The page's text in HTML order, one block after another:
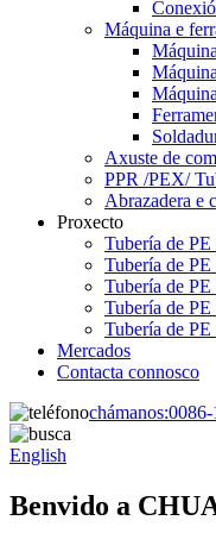
Máquina e
Axuste de
PPR /PEX/
Abrazadera e
Proxecto
Tubería de
Tubería de
Tubería de PE
Tubería de
Tubería de
Mercados
Contacta connosco
chámanos:
English
Benvido a